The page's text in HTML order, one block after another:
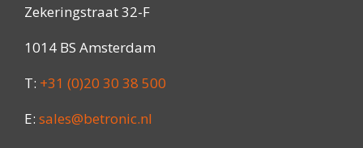
Zekeringstraat 32-F
1014 BS Amsterdam
T: +31 (0)20 30 38 500
E: sales@betronic.nl